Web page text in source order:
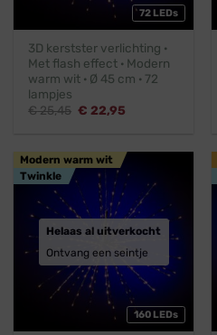
72 LEDs
3D kerstster verlichting ·
Met flash effect · Modern
warm wit · Ø 45 cm · 72
lampjes
€25,45 Oorspronkelijke
€ 22,95
160 LEDs
Modern warm wit
Twinkle
Helaas al uitverkocht
Ontvang een seintje